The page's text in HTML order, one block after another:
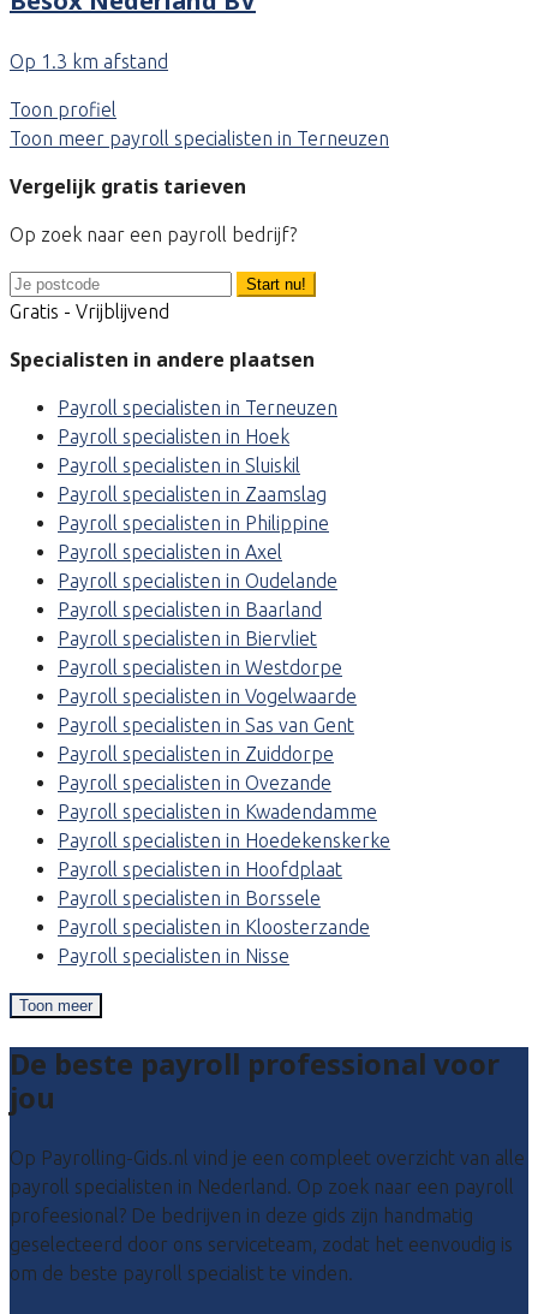
Op 1.3 km afstand
Toon profiel
Toon meer payroll specialisten in Terneuzen
Vergelijk gratis tarieven
Op zoek naar een payroll bedrijf?
Start nu!
Gratis - Vrijblijvend
Specialisten in andere plaatsen
Payroll specialisten in Terneuzen
Payroll specialisten in Hoek
Payroll specialisten in Sluiskil
Payroll specialisten in Zaamslag
Payroll specialisten in Philippine
Payroll specialisten in Axel
Payroll specialisten in Oudelande
Payroll specialisten in Baarland
Payroll specialisten in Biervliet
Payroll specialisten in Westdorpe
Payroll specialisten in Vogelwaarde
Payroll specialisten in Sas van Gent
Payroll specialisten in Zuiddorpe
Payroll specialisten in Ovezande
Payroll specialisten in Kwadendamme
Payroll specialisten in Hoedekenskerke
Payroll specialisten in Hoofdplaat
Payroll specialisten in Borssele
Payroll specialisten in Kloosterzande
Payroll specialisten in Nisse
Toon meer
De beste payroll professional voor
jou
Op Payrolling-Gids.nl vind je een compleet overzicht van alle
payroll specialisten in Nederland. Op zoek naar een payroll
profeesional? De bedrijven in deze gids zijn handmatig
geselecteerd door ons serviceteam, zodat het eenvoudig is
om de beste payroll specialist te vinden.